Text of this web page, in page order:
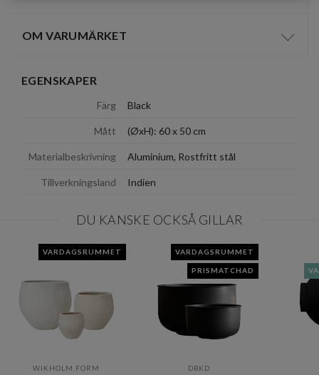
OM VARUMÄRKET Visa/
EGENSKAPER
Färg Black
Mått (ØxH): 60 x 50 cm
Materialbeskrivning Aluminium, Rostfritt stål
Tillverkningsland Indien
DU KANSKE OCKSÅ GILLAR
VARDAGSRUMMET
WIKHOLM FORM
VARDAGSRUMMET
PRISMATCHAD
DBKD